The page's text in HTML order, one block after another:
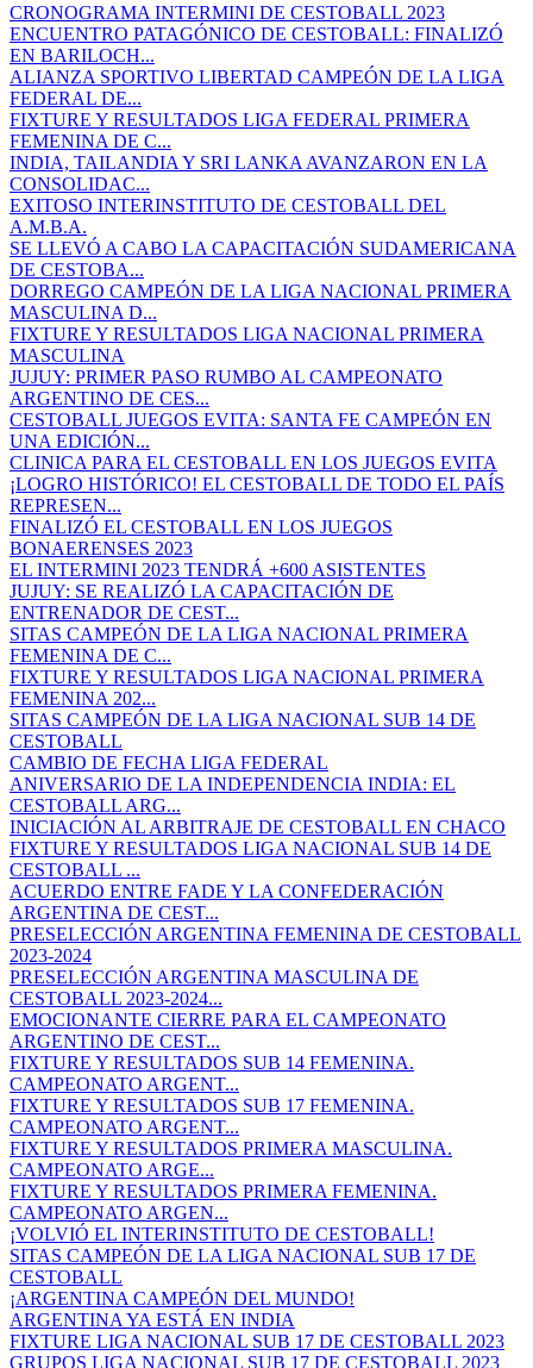
CRONOGRAMA INTERMINI DE CESTOBALL 2023
ENCUENTRO PATAGÓNICO DE CESTOBALL: FINALIZÓ
EN BARILOCH...
ALIANZA SPORTIVO LIBERTAD CAMPEÓN DE LA LIGA
FEDERAL DE...
FIXTURE Y RESULTADOS LIGA FEDERAL PRIMERA
FEMENINA DE C...
INDIA, TAILANDIA Y SRI LANKA AVANZARON EN LA
CONSOLIDAC...
EXITOSO INTERINSTITUTO DE CESTOBALL DEL
A.M.B.A.
SE LLEVÓ A CABO LA CAPACITACIÓN SUDAMERICANA
DE CESTOBA...
DORREGO CAMPEÓN DE LA LIGA NACIONAL PRIMERA
MASCULINA D...
FIXTURE Y RESULTADOS LIGA NACIONAL PRIMERA
MASCULINA
JUJUY: PRIMER PASO RUMBO AL CAMPEONATO
ARGENTINO DE CES...
CESTOBALL JUEGOS EVITA: SANTA FE CAMPEÓN EN
UNA EDICIÓN...
CLINICA PARA EL CESTOBALL EN LOS JUEGOS EVITA
¡LOGRO HISTÓRICO! EL CESTOBALL DE TODO EL PAÍS
REPRESEN...
FINALIZÓ EL CESTOBALL EN LOS JUEGOS
BONAERENSES 2023
EL INTERMINI 2023 TENDRÁ +600 ASISTENTES
JUJUY: SE REALIZÓ LA CAPACITACIÓN DE
ENTRENADOR DE CEST...
SITAS CAMPEÓN DE LA LIGA NACIONAL PRIMERA
FEMENINA DE C...
FIXTURE Y RESULTADOS LIGA NACIONAL PRIMERA
FEMENINA 202...
SITAS CAMPEÓN DE LA LIGA NACIONAL SUB 14 DE
CESTOBALL
CAMBIO DE FECHA LIGA FEDERAL
ANIVERSARIO DE LA INDEPENDENCIA INDIA: EL
CESTOBALL ARG...
INICIACIÓN AL ARBITRAJE DE CESTOBALL EN CHACO
FIXTURE Y RESULTADOS LIGA NACIONAL SUB 14 DE
CESTOBALL ...
ACUERDO ENTRE FADE Y LA CONFEDERACIÓN
ARGENTINA DE CEST...
PRESELECCIÓN ARGENTINA FEMENINA DE CESTOBALL
2023-2024
PRESELECCIÓN ARGENTINA MASCULINA DE
CESTOBALL 2023-2024...
EMOCIONANTE CIERRE PARA EL CAMPEONATO
ARGENTINO DE CEST...
FIXTURE Y RESULTADOS SUB 14 FEMENINA.
CAMPEONATO ARGENT...
FIXTURE Y RESULTADOS SUB 17 FEMENINA.
CAMPEONATO ARGENT...
FIXTURE Y RESULTADOS PRIMERA MASCULINA.
CAMPEONATO ARGE...
FIXTURE Y RESULTADOS PRIMERA FEMENINA.
CAMPEONATO ARGEN...
¡VOLVIÓ EL INTERINSTITUTO DE CESTOBALL!
SITAS CAMPEÓN DE LA LIGA NACIONAL SUB 17 DE
CESTOBALL
¡ARGENTINA CAMPEÓN DEL MUNDO!
ARGENTINA YA ESTÁ EN INDIA
FIXTURE LIGA NACIONAL SUB 17 DE CESTOBALL 2023
GRUPOS LIGA NACIONAL SUB 17 DE CESTOBALL 2023